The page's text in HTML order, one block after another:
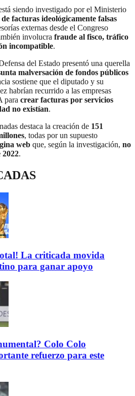
siendo investigado por el Ministerio
de facturas ideológicamente falsas
externas desde el Congreso
involucra fraude al fisco, tráfico
incompatible.
del Estado presentó una querella
malversación de fondos públicos
sostiene que el diputado y su
habrían recurrido a las empresas
para crear facturas por servicios
no existían.
destaca la creación de 151
, todas por un supuesto
web que, según la investigación, no
2022.
La criticada movida
para ganar apoyo
Colo Colo
refuerzo para este